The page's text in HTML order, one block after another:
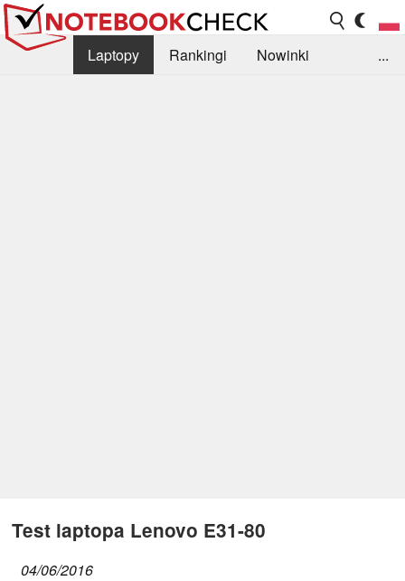
Laptopy Rankingi
Nowinki
...
Test laptopa Lenovo E31-80
04/06/2016